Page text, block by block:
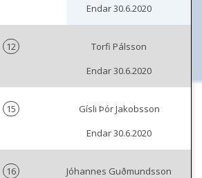
Endar 30.6.2020
12
Torfi Pálsson
Endar 30.6.2020
15
Gísli Þór Jakobsson
Endar 30.6.2020
16
Jóhannes Guðmundsson